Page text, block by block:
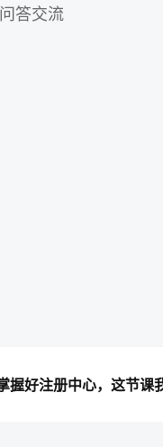
问答交流
握好注册中心，这节课